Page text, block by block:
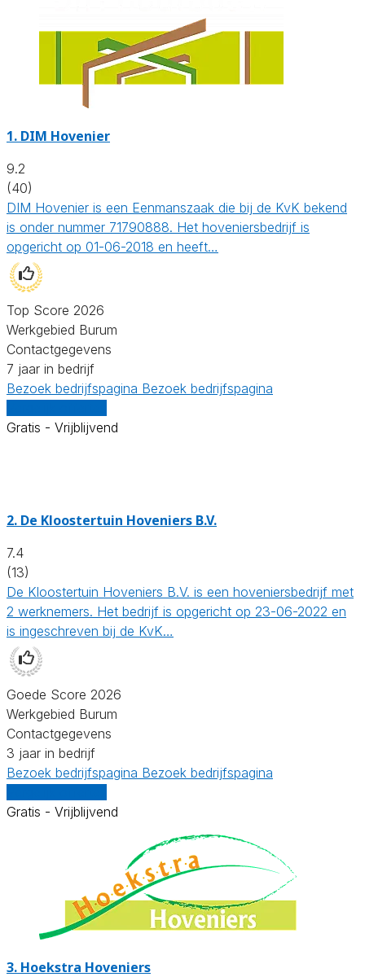
1. DIM Hovenier
9.2
(40)
DIM Hovenier is een Eenmanszaak die bij de KvK bekend
is onder nummer 71790888. Het hoveniersbedrijf is
opgericht op 01-06-2018 en heeft…
Top Score 2026
Werkgebied Burum
Contactgegevens
7 jaar in bedrijf
Bezoek bedrijfspagina Bezoek bedrijfspagina
Gratis - Vrijblijvend
2. De Kloostertuin Hoveniers B.V.
7.4
(13)
De Kloostertuin Hoveniers B.V. is een hoveniersbedrijf met
2 werknemers. Het bedrijf is opgericht op 23-06-2022 en
is ingeschreven bij de KvK…
Goede Score 2026
Werkgebied Burum
Contactgegevens
3 jaar in bedrijf
Bezoek bedrijfspagina Bezoek bedrijfspagina
Gratis - Vrijblijvend
3. Hoekstra Hoveniers